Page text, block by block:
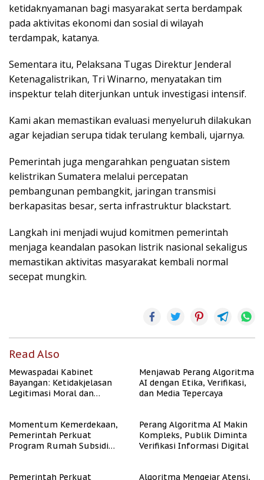
ketidaknyamanan bagi masyarakat serta berdampak
pada aktivitas ekonomi dan sosial di wilayah
terdampak, katanya.
Sementara itu, Pelaksana Tugas Direktur Jenderal
Ketenagalistrikan, Tri Winarno, menyatakan tim
inspektur telah diterjunkan untuk investigasi intensif.
Kami akan memastikan evaluasi menyeluruh dilakukan
agar kejadian serupa tidak terulang kembali, ujarnya.
Pemerintah juga mengarahkan penguatan sistem
kelistrikan Sumatera melalui percepatan
pembangunan pembangkit, jaringan transmisi
berkapasitas besar, serta infrastruktur blackstart.
Langkah ini menjadi wujud komitmen pemerintah
menjaga keandalan pasokan listrik nasional sekaligus
memastikan aktivitas masyarakat kembali normal
secepat mungkin.
Read Also
Mewaspadai Kabinet
Bayangan: Ketidakjelasan
Legitimasi Moral dan
Menjawab Perang Algoritma
AI dengan Etika, Verifikasi,
dan Media Tepercaya
Momentum Kemerdekaan,
Pemerintah Perkuat
Program Rumah Subsidi
Perang Algoritma AI Makin
Kompleks, Publik Diminta
Verifikasi Informasi Digital
Pemerintah Perkuat Algoritma Mengejar Atensi,